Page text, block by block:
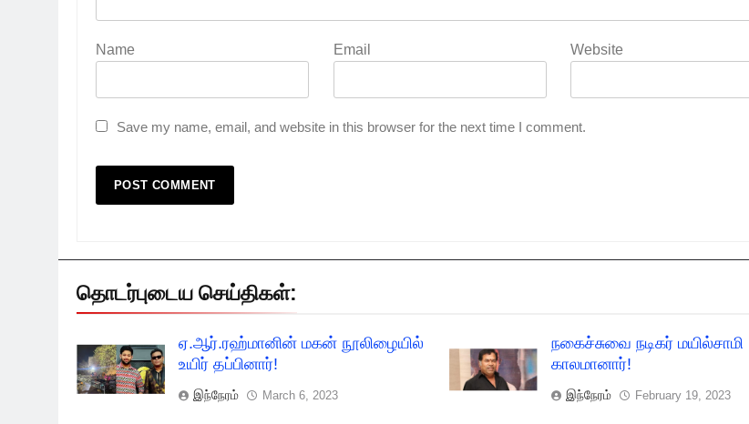
Name Email Website
Save my name, email, and website in this browser for the next time I comment.
தொடர்புடைய செய்திகள்:
ஏ.ஆர்.ரஹ்மானின் மகன் நூலிழையில்
உயிர் தப்பினார்!
இந்நேரம் March 6, 2023
நகைச்சுவை நடிகர் மயில்சாமி
காலமானார்!
இந்நேரம் February 19, 2023